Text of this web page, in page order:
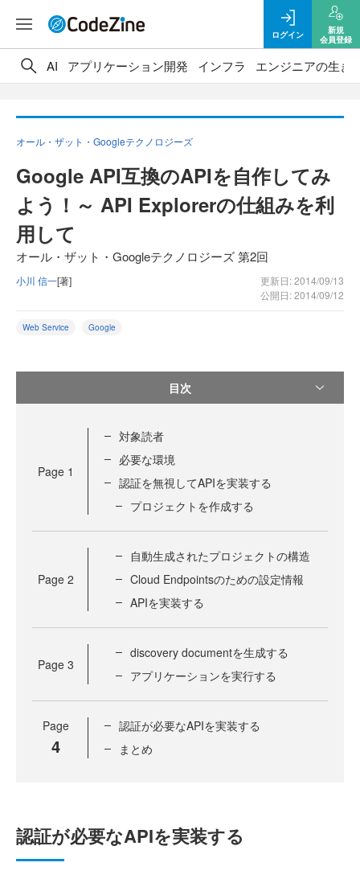
ログイン
新規
会員登録
AI アプリケーション開発 インフラ エンジニアの生き
オール・ザット・Googleテクノロジーズ
Google API互換のAPIを自作してみ
よう！～ API Explorerの仕組みを利
用して
オール・ザット・Googleテクノロジーズ 第2回
小川 信一[著]
更新日: 2014/09/13
公開日: 2014/09/12
Web Service Google
目次
Page 1
対象読者
必要な環境
認証を無視してAPIを実装する
プロジェクトを作成する
Page 2
自動生成されたプロジェクトの構造
Cloud Endpointsのための設定情報
APIを実装する
Page 3
discovery documentを生成する
アプリケーションを実行する
Page
4
認証が必要なAPIを実装する
まとめ
認証が必要なAPIを実装する